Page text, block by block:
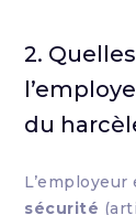
2.
du
L’employeur
sécurité